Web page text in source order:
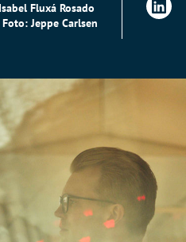
Fluxá Rosado
Foto: Jeppe Carlsen